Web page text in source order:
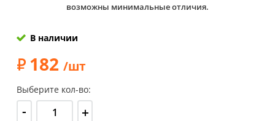
возможны минимальные отличия.
В наличии
182 /шт
Выберите кол-во:
- +